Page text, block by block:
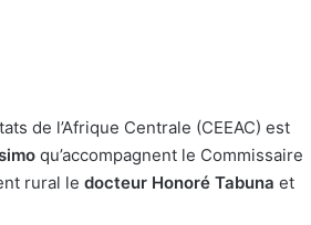
de l’Afrique Centrale (CEEAC) est
qu’accompagnent le Commissaire
rural le docteur Honoré Tabuna et